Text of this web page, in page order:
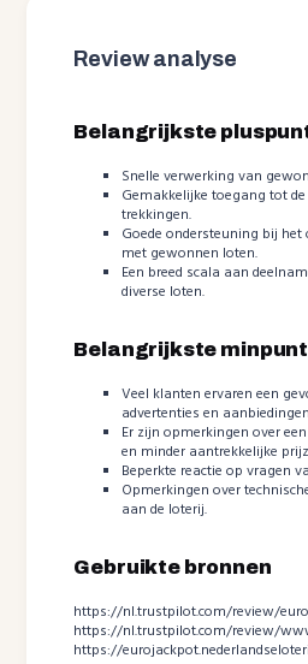
Review analyse
Belangrijkste
Snelle verwerking van
Gemakkelijke toegang tot
trekkingen.
Goede ondersteuning bij
met gewonnen loten.
Een breed scala aan
diverse loten.
Belangrijkste
Veel klanten ervaren een
advertenties en
Er zijn opmerkingen over
en minder aantrekkelijke
Beperkte reactie op vragen
Opmerkingen over
aan de loterij.
Gebruikte bronnen
https://nl.trustpilot.com/review/
https://nl.trustpilot.com/review/
https://